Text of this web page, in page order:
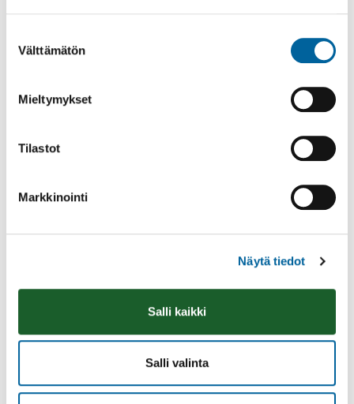
valinta
Välttämätön
Mieltymykset
Tilastot
Markkinointi
Näytä tiedot
Salli kaikki
Salli valinta
ALUE- JA KUNTAVAALIT 2025
PRESIDENTINVAALIT 2024
ALUEVAALIT 2022
EHDOKASLISTOJEN YHDISTELMÄ
ÄÄNESTÄJÄN AVUSTAMINEN